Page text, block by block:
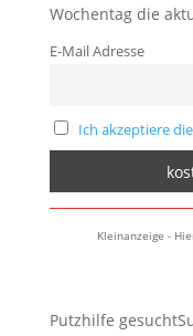
Wochentag die
E-Mail Adresse
Ich akzeptiere
Kleinanzeige -
Putzhilfe